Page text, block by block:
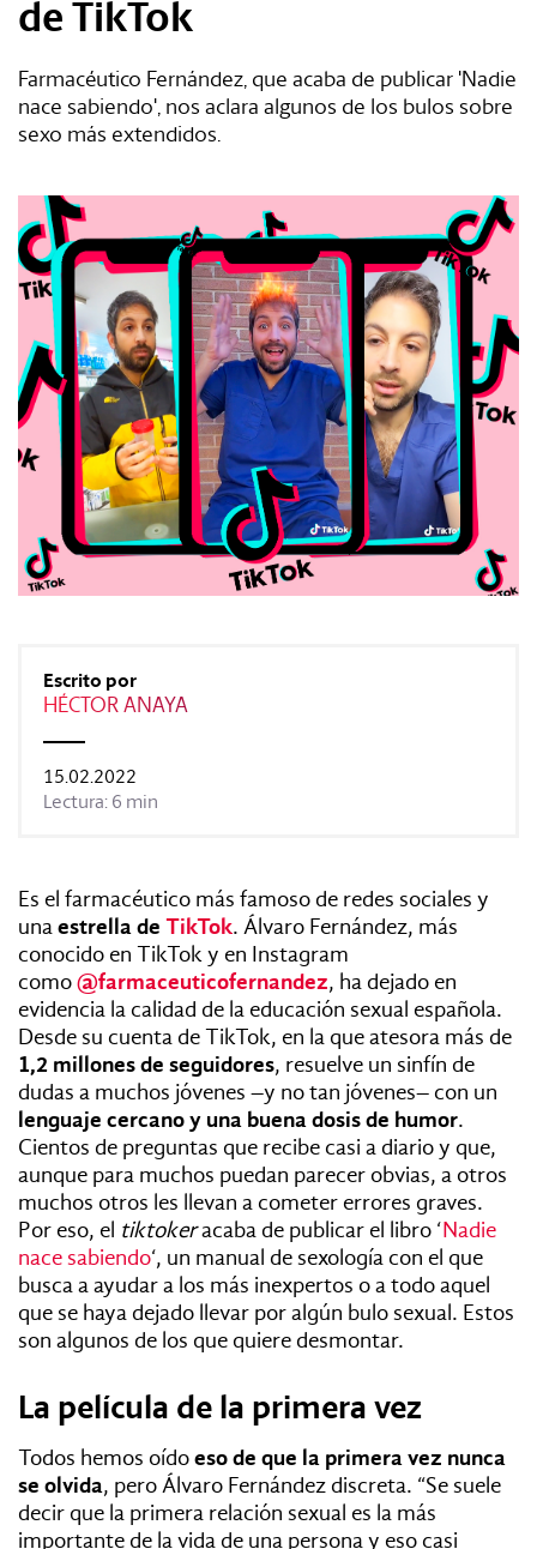
de TikTok
Farmacéutico Fernández, que acaba de publicar 'Nadie
nace sabiendo', nos aclara algunos de los bulos sobre
sexo más extendidos.
Escrito por
HÉCTOR ANAYA
15.02.2022
Lectura: 6 min
Es el farmacéutico más famoso de redes sociales y
unaestrella de TikTok. Álvaro Fernández, más
conocido en TikTok y en Instagram
como@farmaceuticofernandez, ha dejado en
evidencia la calidad de la educación sexual española.
Desde su cuenta de TikTok, en la que atesora más de
1,2 millones de seguidores, resuelve un sinfín de
dudas a muchos jóvenes –y no tan jóvenes– con un
lenguaje cercano y una buena dosis de humor.
Cientos de preguntas que recibe casi a diario y que,
aunque para muchos puedan parecer obvias, a otros
muchos otros les llevan a cometer errores graves.
Por eso, el tiktokeracaba de publicar el libro ‘Nadie
nace sabiendo‘, un manual de sexología con el que
busca a ayudar a los más inexpertos o a todo aquel
que se haya dejado llevar por algún bulo sexual. Estos
son algunos de los que quiere desmontar.
La película de la primera vez
Todos hemos oídoeso de que la primera vez nunca
se olvida, pero Álvaro Fernández discreta. “Sesuele
decir que la primera relación sexual es la más
importante de la vida de una persona y eso casi
#Gastro
#Diseño
#Sexo
#Dinero
#Rincones